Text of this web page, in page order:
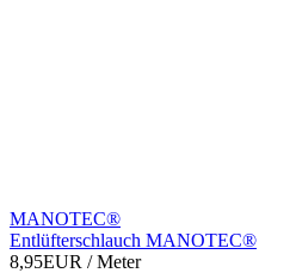
MANOTEC®
Entlüfterschlauch MANOTEC®
8,95EUR / Meter